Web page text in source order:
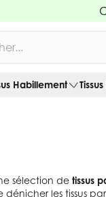
Habillement
sélection de tissus
les tissus